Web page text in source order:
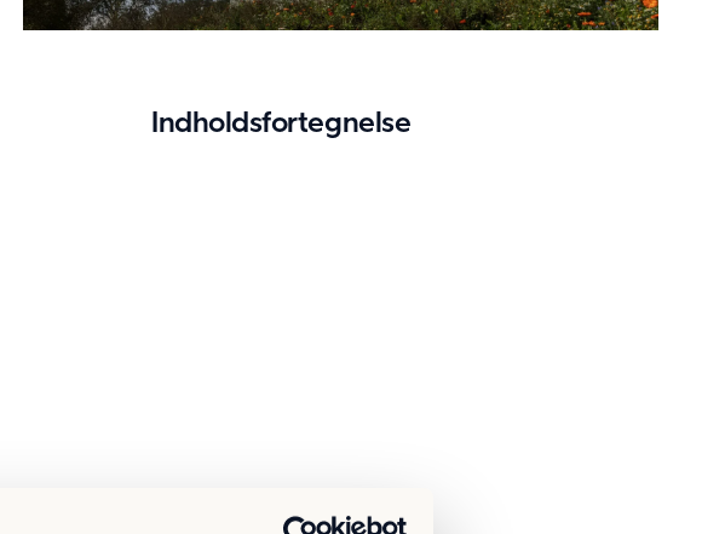
Indholdsfortegnelse